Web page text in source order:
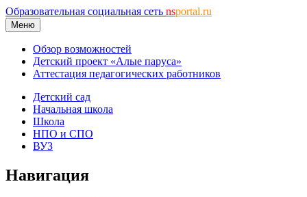
Образовательная социальная сеть nsportal.ru
Меню
Обзор возможностей
Детский проект «Алые паруса»
Аттестация педагогических работников
Детский сад
Начальная школа
Школа
НПО и СПО
ВУЗ
Навигация